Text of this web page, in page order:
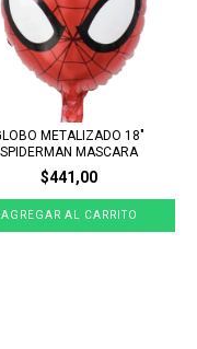
METALIZADO 18"
SPIDERMAN MASCARA
$441,00